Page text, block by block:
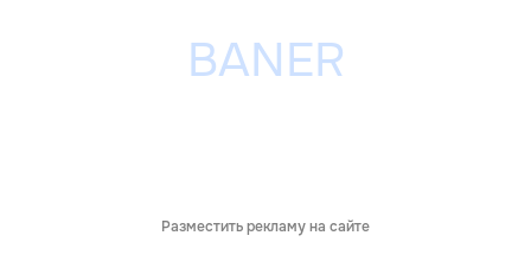
Разместить рекламу на сайте